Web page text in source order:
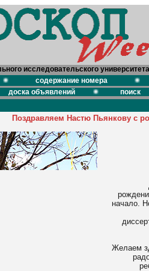
исследовательского
содержание номера
доска объявлений поиск
Поздравляем Настю Пьянкову с
начало.
Желаем